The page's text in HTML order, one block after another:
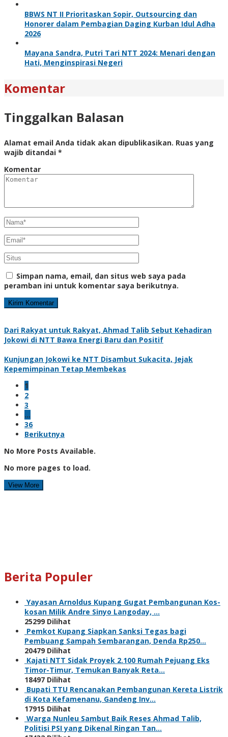
BBWS NT II Prioritaskan Sopir, Outsourcing dan
Honorer dalam Pembagian Daging Kurban Idul Adha
2026
Mayana Sandra, Putri Tari NTT 2024: Menari dengan
Hati, Menginspirasi Negeri
Komentar
Tinggalkan Balasan
Alamat email Anda tidak akan dipublikasikan. Ruas yang
wajib ditandai *
Komentar
Simpan nama, email, dan situs web saya pada
peramban ini untuk komentar saya berikutnya.
Dari Rakyat untuk Rakyat, Ahmad Talib Sebut Kehadiran
Jokowi di NTT Bawa Energi Baru dan Positif
Kunjungan Jokowi ke NTT Disambut Sukacita, Jejak
Kepemimpinan Tetap Membekas
1
2
3
…
36
Berikutnya
No More Posts Available.
No more pages to load.
View More
Berita Populer
Yayasan Arnoldus Kupang Gugat Pembangunan Kos-
kosan Milik Andre Sinyo Langoday, …
25299 Dilihat
Pemkot Kupang Siapkan Sanksi Tegas bagi
Pembuang Sampah Sembarangan, Denda Rp250…
20479 Dilihat
Kajati NTT Sidak Proyek 2.100 Rumah Pejuang Eks
Timor-Timur, Temukan Banyak Reta…
18497 Dilihat
Bupati TTU Rencanakan Pembangunan Kereta Listrik
di Kota Kefamenanu, Gandeng Inv…
17915 Dilihat
Warga Nunleu Sambut Baik Reses Ahmad Talib,
Politisi PSI yang Dikenal Ringan Tan…